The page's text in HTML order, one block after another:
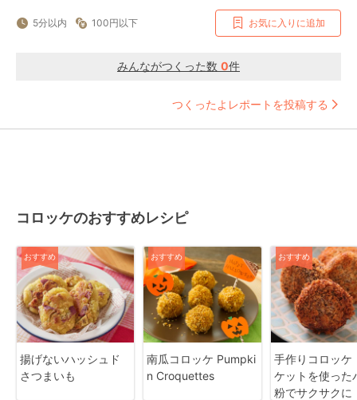
5分以内 100円以下 お気に入りに追加
みんながつくった数 0件
つくったよレポートを投稿する
コロッケのおすすめレシピ
おすすめ
揚げないハッシュド
さつまいも
おすすめ
南瓜コロッケ Pumpki
n Croquettes
おすすめ
手作りコロッケ
ケットを使った
粉でサクサクに